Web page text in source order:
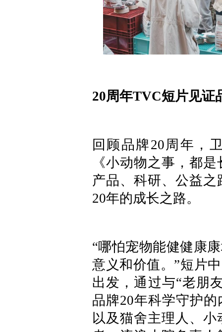
20周年TVC短片见证
回顾品牌20周年，
《小动物之事，都
产品、科研、公益
20年的成长之路。
“哪怕宠物能健健康
意义和价值。”短片
出发，通过与“老朋
品牌20年科学守护
以及猫舍主理人、